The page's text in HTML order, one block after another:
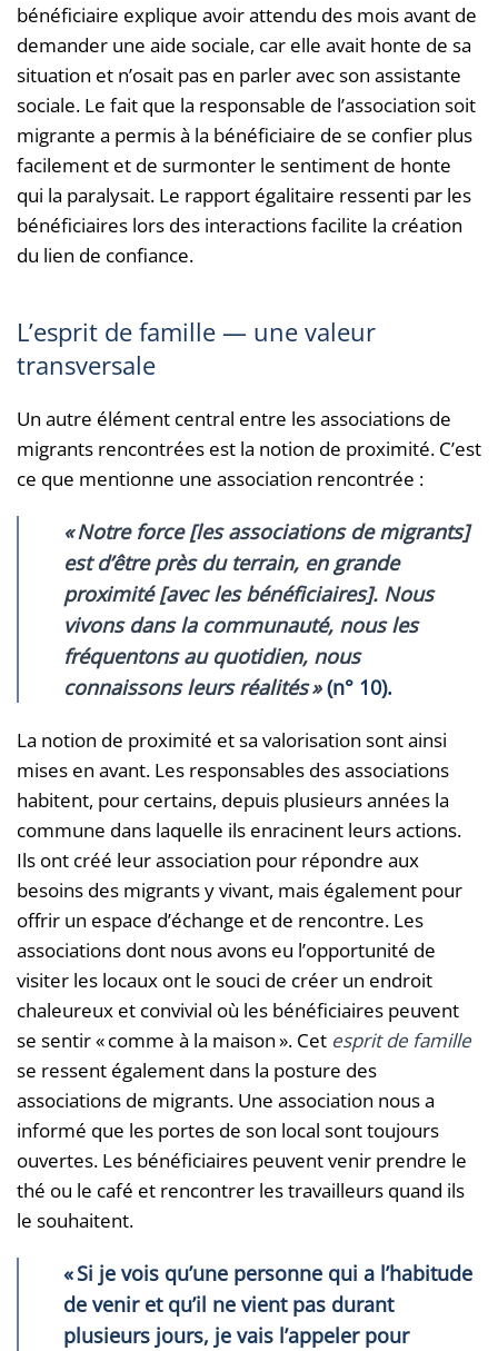
bénéficiaire explique avoir attendu des mois avant de
demander une aide sociale, car elle avait honte de sa
situation et n’osait pas en parler avec son assistante
sociale. Le fait que la responsable de l’association soit
migrante a permis à la bénéficiaire de se confier plus
facilement et de surmonter le sentiment de honte
qui la paralysait. Le rapport égalitaire ressenti par les
bénéficiaires lors des interactions facilite la création
du lien de confiance.
L’esprit de famille — une valeur
transversale
Un autre élément central entre les associations de
migrants rencontrées est la notion de proximité. C’est
ce que mentionne une association rencontrée :
«Notre force [les associations de migrants]
est d’être près du terrain, en grande
proximité [avec les bénéficiaires]. Nous
vivons dans la communauté, nous les
fréquentons au quotidien, nous
connaissons leurs réalités»(n° 10).
La notion de proximité et sa valorisation sont ainsi
mises en avant. Les responsables des associations
habitent, pour certains, depuis plusieurs années la
commune dans laquelle ils enracinent leurs actions.
Ils ont créé leur association pour répondre aux
besoins des migrants y vivant, mais également pour
offrir un espace d’échange et de rencontre. Les
associations dont nous avons eu l’opportunité de
visiter les locaux ont le souci de créer un endroit
chaleureux et convivial où les bénéficiaires peuvent
se sentir « comme à la maison ». Cet esprit de famille
se ressent également dans la posture des
associations de migrants. Une association nous a
informé que les portes de son local sont toujours
ouvertes. Les bénéficiaires peuvent venir prendre le
thé ou le café et rencontrer les travailleurs quand ils
le souhaitent.
« Si je vois qu’une personne qui a l’habitude
de venir et qu’il ne vient pas durant
plusieurs jours, je vais l’appeler pour